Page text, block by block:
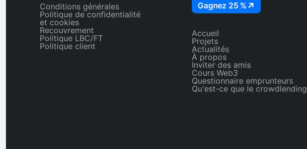
Conditions générales
Politique de confidentialité
et cookies
Recouvrement
Politique LBC/FT
Politique client
Gagnez 25 %
Accueil
Projets
Actualités
À propos
Inviter des amis
Cours Web3
Questionnaire emprunteurs
Qu'est-ce que le crowdlending